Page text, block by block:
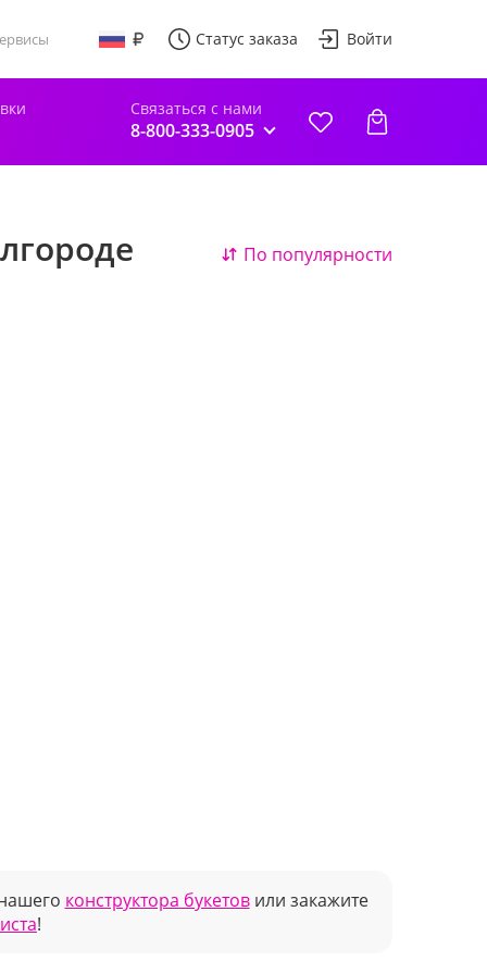
Статус заказа Войти
Связаться с нами
8-800-333-0905
По популярности
конструктора букетовили закажите
!